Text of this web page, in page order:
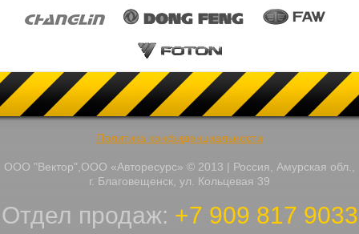
Политика конфиденциальности
ООО "Вектор",ООО «Авторесурс» © 2013 | Россия, Амурская обл.,
г. Благовещенск, ул. Кольцевая 39
Отдел продаж: +7 909 817 9033